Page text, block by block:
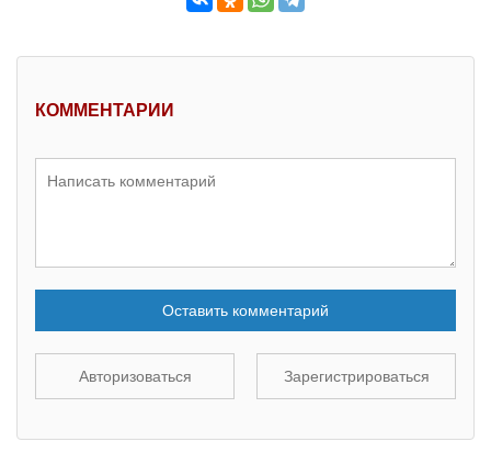
КОММЕНТАРИИ
Оставить комментарий
Авторизоваться Зарегистрироваться